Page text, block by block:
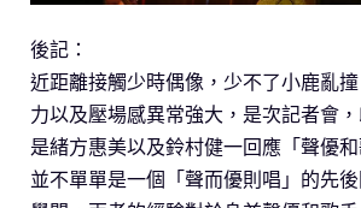
後記：
近距離接觸少時偶像，少不了小鹿亂
力以及壓場感異常強大，是次記者會，
是緒方惠美以及鈴村健一回應「聲優
並不單單是一個「聲而優則唱」的先